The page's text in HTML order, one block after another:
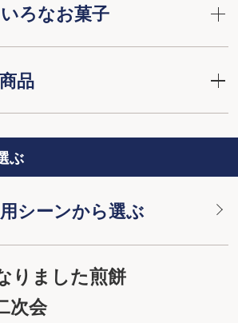
ろなお菓子
品
ぶ
シーンから選ぶ
りました煎餅
次会